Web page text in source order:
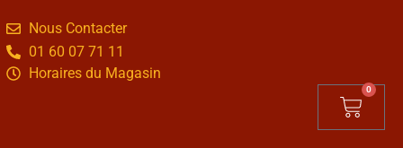
Nous Contacter
01 60 07 71 11
Horaires du Magasin
0